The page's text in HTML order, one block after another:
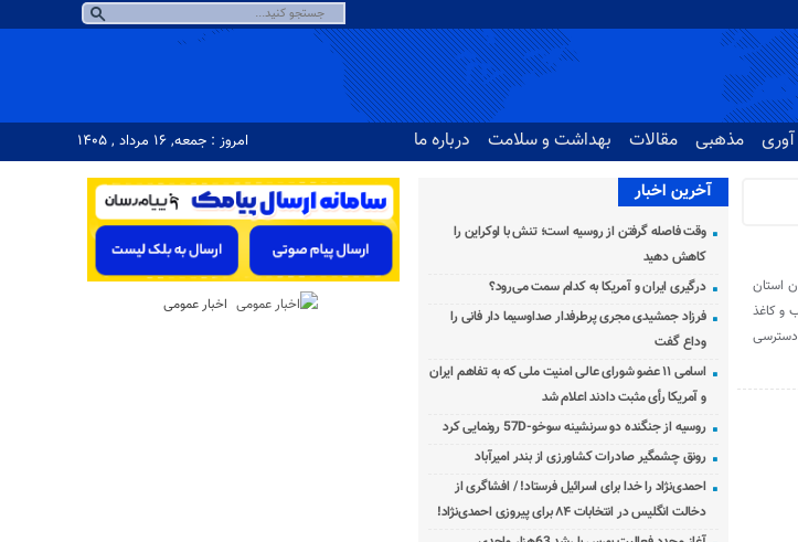
مذهبی مقالات بهداشت و سلامت درباره ما امروز : جمعه, ۱۶ مرداد , ۱۴۰۵
استان
و کاغذ
دسترسی
آخرین اخبار
وقت فاصله گرفتن از روسیه است؛ تنش با اوکراین را
کاهش دهید
درگیری ایران و آمریکا به کدام سمت می‌رود؟
فرزاد جمشیدی مجری پرطرفدار صداوسیما دار فانی را
وداع گفت
اسامی ۱۱ عضو شورای عالی امنیت ملی که به تفاهم ایران
و آمریکا رأی مثبت دادند اعلام شد
روسیه از جنگنده دو سرنشینه سوخو-57D رونمایی کرد
رونق چشمگیر صادرات کشاورزی از بندر امیرآباد
احمدی‌نژاد را خدا برای اسرائیل فرستاد! / افشاگری از
دخالت انگلیس در انتخابات ۸۴ برای پیروزی احمدی‌نژاد!
اخبار عمومی